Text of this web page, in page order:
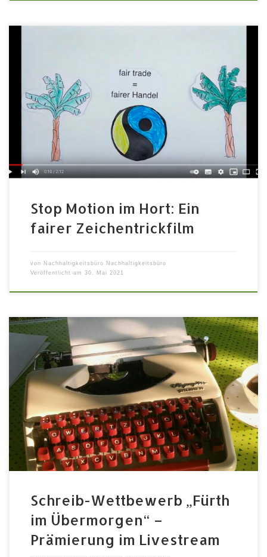
Fairtrade Hauptstadt Neumarkt und der Fairen
Metropolregion Nürnberg! Die Kinder im Hort der Villa
Kunterbunt haben sich hierfür angesehen, was fairer
Handel eigentlich genau bedeutet und zwar bei
Bananen, Mangos und Schokolade. Herausgekommen
ist ein wunderschöner Stop-Motion-Clip.Die städtische
Kita „Villa Kunterbunt“ in Fürth-Dambach […]
Stop Motion im Hort: Ein
fairer Zeichentrickfilm
von Nachhaltigkeitsbüro Nachhaltigkeitsbüro
Veröffentlicht am 30. Mai 2021
Unsere Zukunft in Fürth – Wie wird sie sein? Beginn 15.
Juli – Einsendeschluss 15. Oktober – Prämierung 10.
November 2020 Aufgrund der aktuellen Situation fand
die Lesung am 10. November ab 19 Uhr als online
Format im Livestream statt. Durch den spannenden
Abend mit den anwesenden Autor*innen und Jury-
Mitgliedern […]
Schreib-Wettbewerb „Fürth
im Übermorgen“ –
Prämierung im Livestream